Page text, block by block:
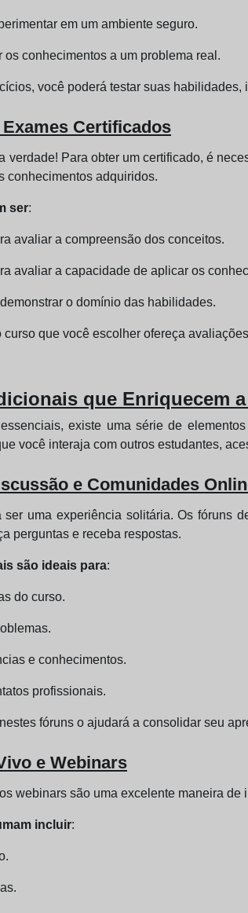
em um ambiente seguro.
os conhecimentos a um problema real.
você poderá testar suas
Certificados
verdade! Para obter um certificado, é
conhecimentos adquiridos.
ser:
avaliar a compreensão dos conceitos.
avaliar a capacidade de aplicar os
o domínio das habilidades.
que você escolher ofereça
que Enriquecem
existe uma série de
você interaja com outros estudantes,
e Comunidades
ser uma experiência solitária. Os fóruns
perguntas e receba respostas.
são ideais para:
do curso.
e conhecimentos.
profissionais.
fóruns o ajudará a consolidar seu
e Webinars
webinars são uma excelente maneira
incluir: